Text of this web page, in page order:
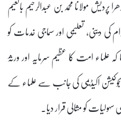
پردیش مولانا محمد بن عبدالرحیم بانعیم
دینی، تعلیمی اور سماجی خدمات کو
امت کا عظیم سرمایہ اور ورثۂ
اکیڈیمی کی جانب سے علماء کے
کو مثالی قرار دیا۔